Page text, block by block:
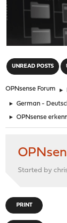
UNREAD POSTS
OPNsense Forum ►
► German -
► OPNsense
Started by
PRINT